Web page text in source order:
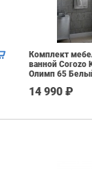
Комплект
ванной Corozo
Олимп 65
14 990 ₽